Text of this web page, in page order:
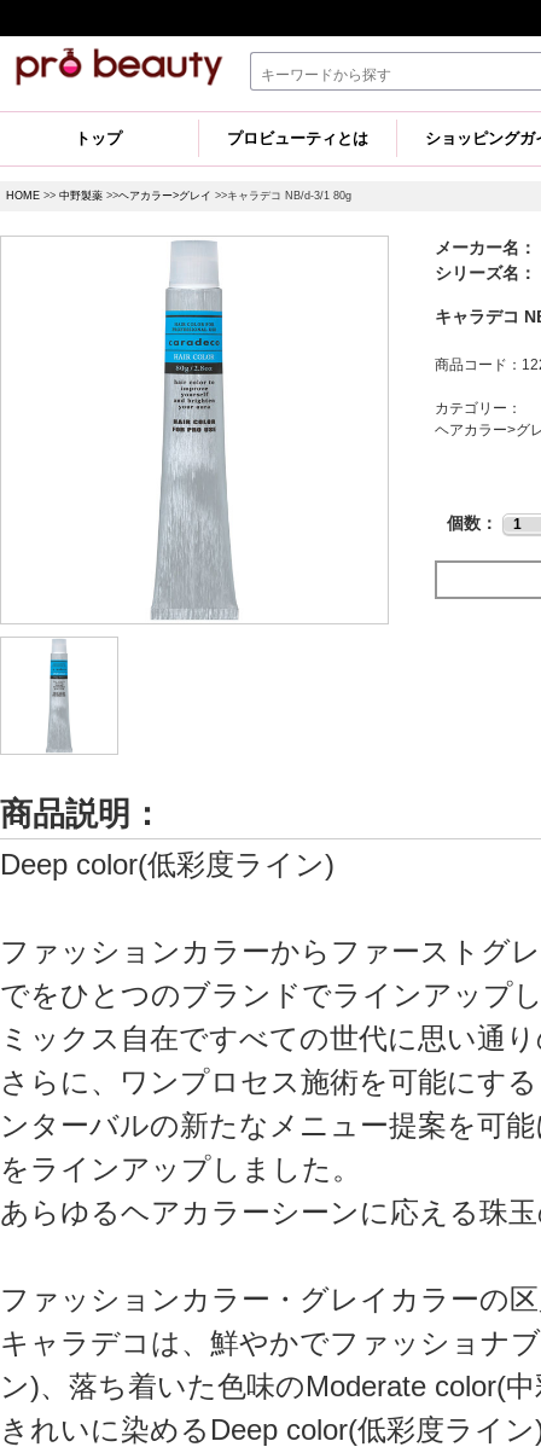
トップ プロビューティとは ショッピングガ
HOME >> 中野製薬 >>ヘアカラー>グレイ >>キャラデコ NB/d-3/1 80g
メーカー名
シリーズ名
キャラデコ
商品コード：
カテゴリー：
ヘアカラー>グ
個数：
商品説明：
Deep color(低彩度ライン)
ファッションカラーからファーストグ
でをひとつのブランドでラインアップ
ミックス自在ですべての世代に思い通
さらに、ワンプロセス施術を可能にす
ンターバルの新たなメニュー提案を可
をラインアップしました。
あらゆるヘアカラーシーンに応える珠
ファッションカラー・グレイカラーの
キャラデコは、鮮やかでファッショナ
ン)、落ち着いた色味のModerate color(
きれいに染めるDeep color(低彩度ライ